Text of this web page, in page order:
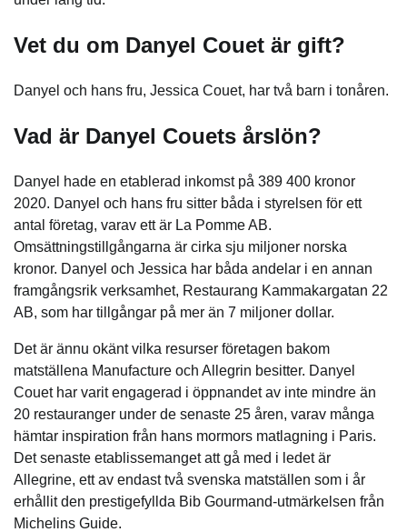
Vet du om Danyel Couet är gift?
Danyel och hans fru, Jessica Couet, har två barn i tonåren.
Vad är Danyel Couets årslön?
Danyel hade en etablerad inkomst på 389 400 kronor
2020. Danyel och hans fru sitter båda i styrelsen för ett
antal företag, varav ett är La Pomme AB.
Omsättningstillgångarna är cirka sju miljoner norska
kronor. Danyel och Jessica har båda andelar i en annan
framgångsrik verksamhet, Restaurang Kammakargatan 22
AB, som har tillgångar på mer än 7 miljoner dollar.
Det är ännu okänt vilka resurser företagen bakom
matställena Manufacture och Allegrin besitter. Danyel
Couet har varit engagerad i öppnandet av inte mindre än
20 restauranger under de senaste 25 åren, varav många
hämtar inspiration från hans mormors matlagning i Paris.
Det senaste etablissemanget att gå med i ledet är
Allegrine, ett av endast två svenska matställen som i år
erhållit den prestigefyllda Bib Gourmand-utmärkelsen från
Michelins Guide.